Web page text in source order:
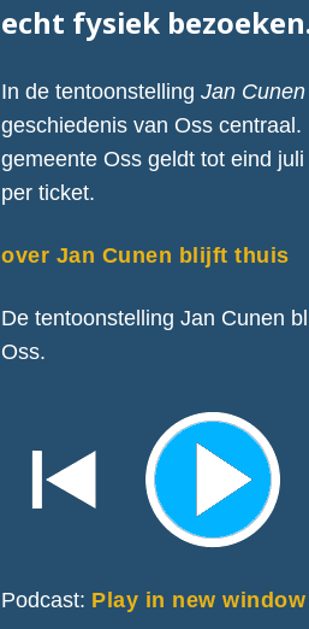
echt fysiek
In de tentoonstellingJan
geschiedenis van Oss
gemeente Oss geldt tot eind
per ticket.
over Jan Cunen blijft thuis
De tentoonstelling Jan Cunen
Oss.
Podcast: Play in new window